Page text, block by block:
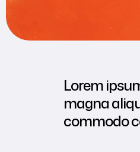
Lorem
magna
commodo